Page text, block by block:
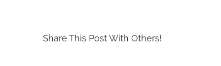
Share This Post With Others!